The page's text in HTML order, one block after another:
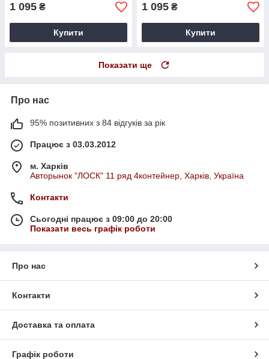
1 095 ₴
Купити
1 095 ₴
Купити
Показати ще
Про нас
95% позитивних з 84 відгуків за рік
Працює з 03.03.2012
м. Харків
Авторынок "ЛОСК" 11 ряд 4контейнер, Харків, Україна
Контакти
Сьогодні працює з 09:00 до 20:00
Показати весь графік роботи
Про нас
Контакти
Доставка та оплата
Графік роботи